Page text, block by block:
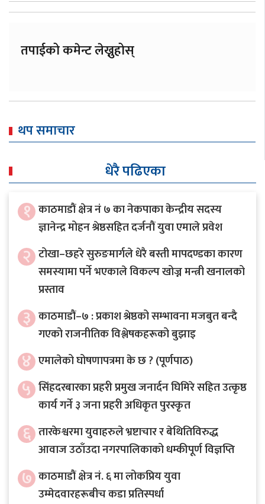
तपाईको कमेन्ट लेख्नुहोस्
थप समाचार
धेरै पढिएका
१ काठमाडौं क्षेत्र नं ७ का नेकपाका केन्द्रीय सदस्य
ज्ञानेन्द्र मोहन श्रेष्ठसहित दर्जनौं युवा एमाले प्रवेश
२ टोखा–छहरे सुरुङमार्गले धेरै बस्ती मापदण्डका कारण
समस्यामा पर्ने भएकाले विकल्प खोज्न मन्त्री खनालको
प्रस्ताव
३ काठमाडौं–७ : प्रकाश श्रेष्ठको सम्भावना मजबुत बन्दै
गएको राजनीतिक विश्लेषकहरूको बुझाइ
४ एमालेको घोषणापत्रमा के छ ? (पूर्णपाठ)
५ सिंहदरबारका प्रहरी प्रमुख जनार्दन घिमिरे सहित उत्कृष्ठ
कार्य गर्ने ३ जना प्रहरी अधिकृत पुरस्कृत
६ तारकेश्वरमा युवाहरुले भ्रष्टाचार र बेथितिविरुद्ध
आवाज उठाँउदा नगरपालिकाको धम्कीपूर्ण विज्ञप्ति
७ काठमाडौं क्षेत्र नं. ६ मा लोकप्रिय युवा
उम्मेदवारहरूबीच कडा प्रतिस्पर्धा